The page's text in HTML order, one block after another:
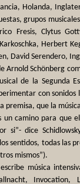
Holanda,
grupos
Fresis, Clytus
Herbert
David Serendero,
Arnold Schönberg
de la Segunda
con
premisa, que la
un camino para que
si”- dice
sentidos, todas las
mismos”).
escribe música